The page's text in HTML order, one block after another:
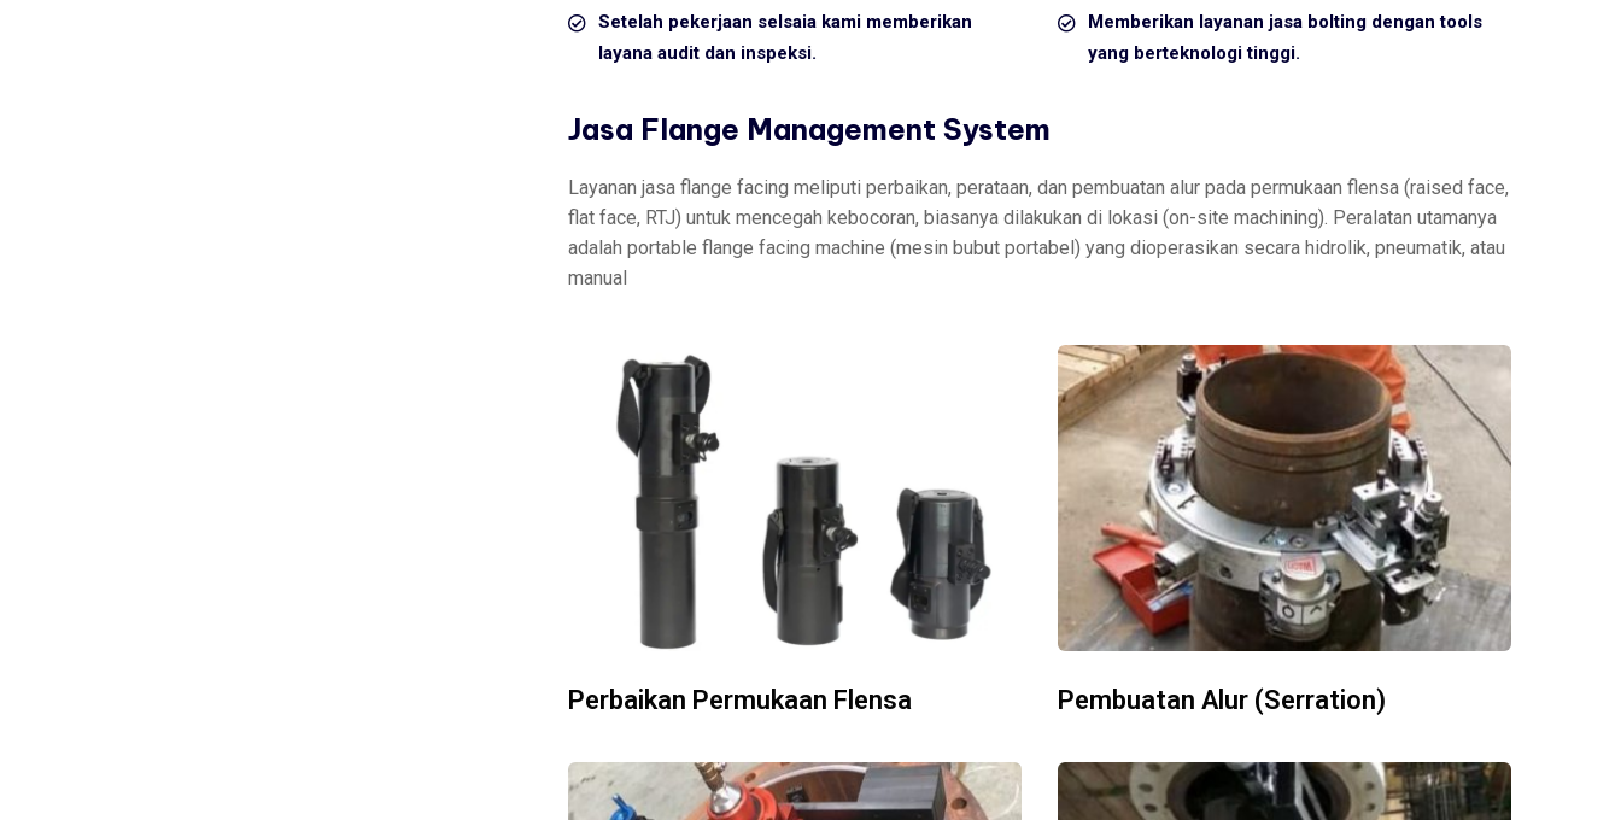
Setelah pekerjaan selsaia kami memberikan
layana audit dan inspeksi.
Memberikan layanan jasa bolting dengan tools
yang berteknologi tinggi.
Jasa Flange Management System
Layanan jasa flange facing meliputi perbaikan, perataan, dan pembuatan alur pada permukaan flensa (raised face,
flat face, RTJ) untuk mencegah kebocoran, biasanya dilakukan di lokasi (on-site machining). Peralatan utamanya
adalah portable flange facing machine (mesin bubut portabel) yang dioperasikan secara hidrolik, pneumatik, atau
manual
Perbaikan Permukaan Flensa Pembuatan Alur (Serration)